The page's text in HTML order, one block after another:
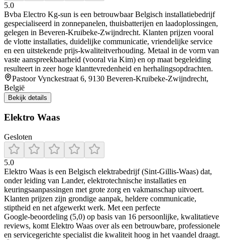
5.0
Bvba Electro Kg‑sun is een betrouwbaar Belgisch installatiebedrijf
gespecialiseerd in zonnepanelen, thuisbatterijen en laadoplossingen,
gelegen in Beveren‑Kruibeke‑Zwijndrecht. Klanten prijzen vooral
de vlotte installaties, duidelijke communicatie, vriendelijke service
en een uitstekende prijs‑kwaliteitverhouding. Metaal in de vorm van
vaste aanspreekbaarheid (vooral via Kim) en op maat begeleiding
resulteert in zeer hoge klanttevredenheid en herhalingsopdrachten.
Pastoor Vynckestraat 6, 9130 Beveren-Kruibeke-Zwijndrecht,
België
Bekijk details
Elektro Waas
Gesloten
5.0
Elektro Waas is een Belgisch elektrabedrijf (Sint‑Gillis‑Waas) dat,
onder leiding van Lander, elektrotechnische installaties en
keuringsaanpassingen met grote zorg en vakmanschap uitvoert.
Klanten prijzen zijn grondige aanpak, heldere communicatie,
stiptheid en net afgewerkt werk. Met een perfecte
Google‑beoordeling (5,0) op basis van 16 persoonlijke, kwalitatieve
reviews, komt Elektro Waas over als een betrouwbare, professionele
en servicegerichte specialist die kwaliteit hoog in het vaandel draagt.